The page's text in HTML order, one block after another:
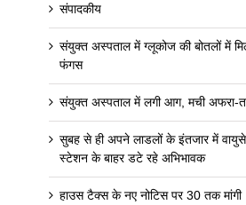
संपादकीय
संयुक्त अस्पताल में ग्लूकोज की बोतलों में
फंगस
संयुक्त अस्पताल में लगी आग, मची अफरा-
सुबह से ही अपने लाडलों के इंतजार में
स्टेशन के बाहर डटे रहे अभिभावक
हाउस टैक्स के नए नोटिस पर 30 तक मांगी